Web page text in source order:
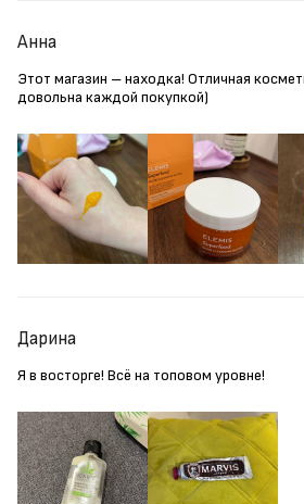
Анна
Этот магазин – находка! Отличная
довольна каждой покупкой)
Дарина
Я в восторге! Всё на топовом уровне!